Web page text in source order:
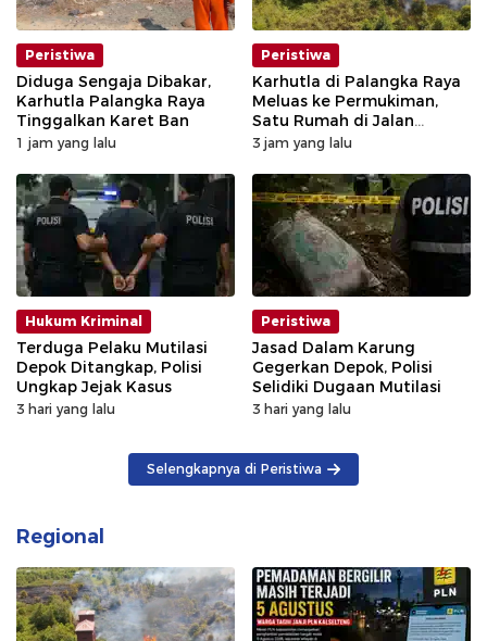
Peristiwa
Diduga Sengaja Dibakar,
Karhutla Palangka Raya
Tinggalkan Karet Ban
1 jam yang lalu
Peristiwa
Karhutla di Palangka Raya
Meluas ke Permukiman,
Satu Rumah di Jalan
Kalibata Hangus Terbakar
3 jam yang lalu
Hukum Kriminal
Terduga Pelaku Mutilasi
Depok Ditangkap, Polisi
Ungkap Jejak Kasus
3 hari yang lalu
Peristiwa
Jasad Dalam Karung
Gegerkan Depok, Polisi
Selidiki Dugaan Mutilasi
3 hari yang lalu
Selengkapnya di Peristiwa
Regional